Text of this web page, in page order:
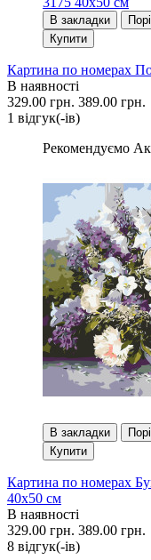
В закладки
Купити
Картина по номерах
В наявності
329.00 грн. 389.00 грн.
1 вiдгук(-iв)
Рекомендуємо
В закладки
Купити
Картина по номерах
40x50 см
В наявності
329.00 грн. 389.00 грн.
8 вiдгук(-iв)